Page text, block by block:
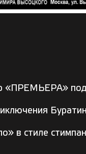
«ПРЕМЬЕРА»
в стиле